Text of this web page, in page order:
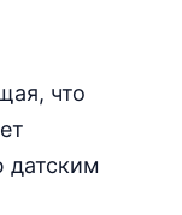
что
датским